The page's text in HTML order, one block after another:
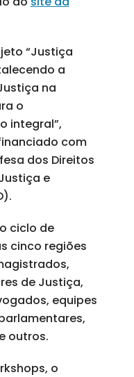
“Justiça
a
na
o
integral”,
com
dos Direitos
e
ciclo de
cinco regiões
de Justiça,
equipes
outros.
o